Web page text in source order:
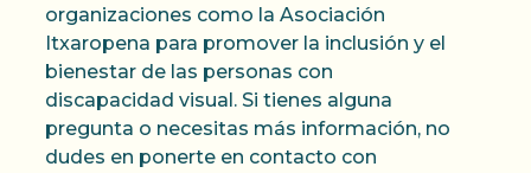
organizaciones como la Asociación
Itxaropena para promover la inclusión y el
bienestar de las personas con
discapacidad visual. Si tienes alguna
pregunta o necesitas más información, no
dudes en ponerte en contacto con